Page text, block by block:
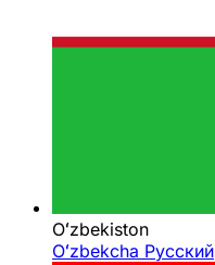
Oʻzbekiston
Oʻzbekcha Русский